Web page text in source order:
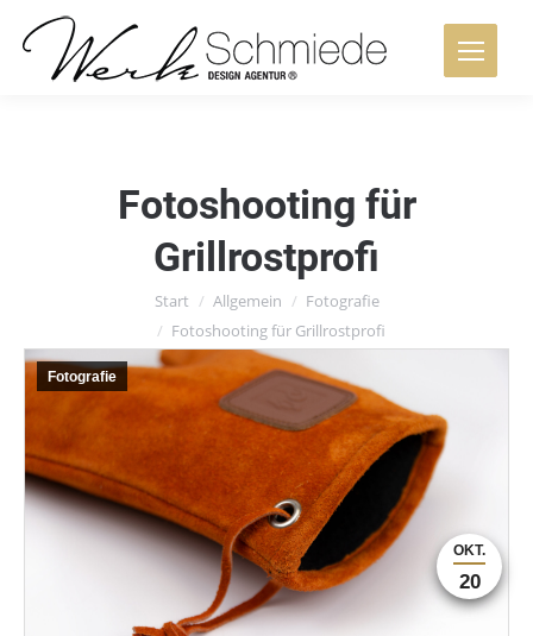
Fotoshooting für
Grillrostprofi
Sie befinden sich hier:
Start Allgemein
Fotografie
Fotoshooting für Grillrostprofi
OKT.
20
Fotografie